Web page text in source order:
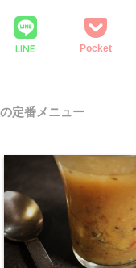
LINE Pocket
定番メニュー